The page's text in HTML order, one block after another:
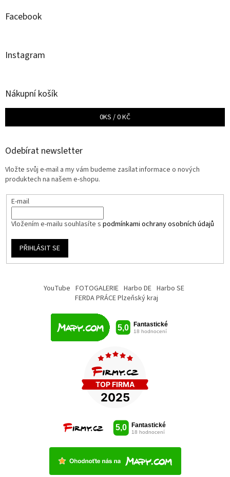
Facebook
Instagram
Nákupní košík
0KS /0 KČ
Odebírat newsletter
Vložte svůj e-mail a my vám budeme zasílat informace o nových
produktech na našem e-shopu.
E-mail
Vložením e-mailu souhlasíte s podmínkami ochrany osobních údajů
PŘIHLÁSIT SE
YouTube FOTOGALERIE Harbo DE Harbo SE
FERDA PRÁCE Plzeňský kraj